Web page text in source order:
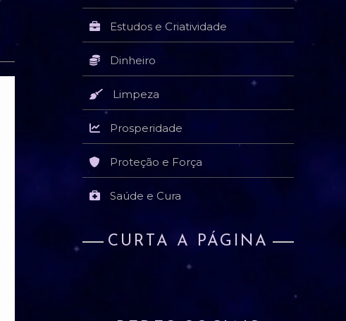
Estudos e Criatividade
Dinheiro
Limpeza
Prosperidade
Proteção e Força
Saúde e Cura
CURTA A PÁGINA